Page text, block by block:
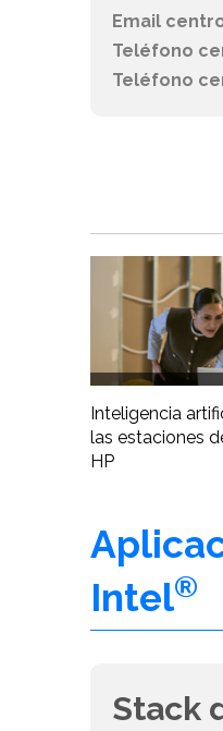
Email
Teléfono
Teléfono
Inteligencia
las estaciones
HP
Intel®
Stack